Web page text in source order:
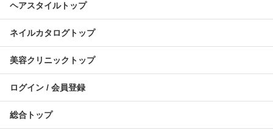
ヘアスタイルトップ
ネイルカタログトップ
美容クリニックトップ
ログイン / 会員登録
総合トップ